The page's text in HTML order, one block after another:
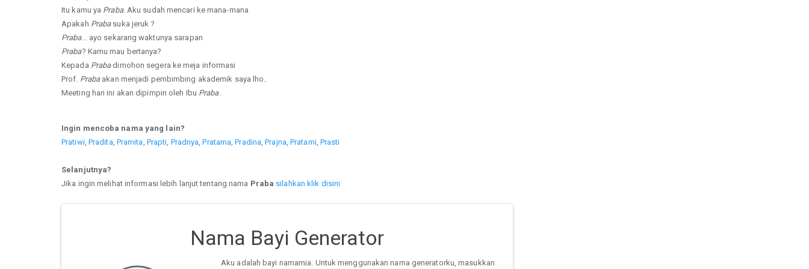
Itu kamu ya Praba. Aku sudah mencari ke mana-mana
Apakah Prabasuka jeruk ?
Praba... ayo sekarang waktunya sarapan
Praba? Kamu mau bertanya?
Kepada Prabadimohon segera ke meja informasi
Prof. Prabaakan menjadi pembimbing akademik saya lho..
Meeting hari ini akan dipimpin oleh Ibu Praba.
Ingin mencoba nama yang lain?
Pratiwi, Pradita Pramita Prapti Pradnya ,Pratama ,Pradina ,Prajna ,Pratami, Prasti
Selanjutnya?
Jika ingin melihat informasi lebih lanjut tentang nama Praba silahkan klik disini
Nama Bayi Generator
Aku adalah bayi namamia. Untuk menggunakan nama generatorku, masukkan